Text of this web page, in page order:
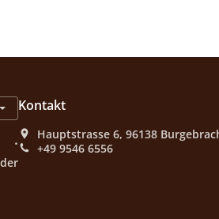
.
Kontakt
Hauptstrasse 6, 96138
+49 9546 6556